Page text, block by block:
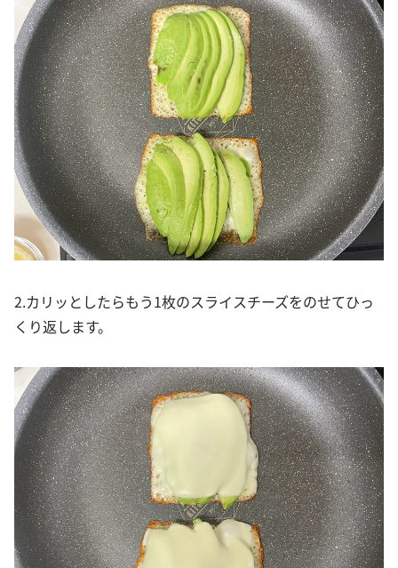
2.カリッとしたらもう1枚のスライスチーズをのせてひっ
くり返します。